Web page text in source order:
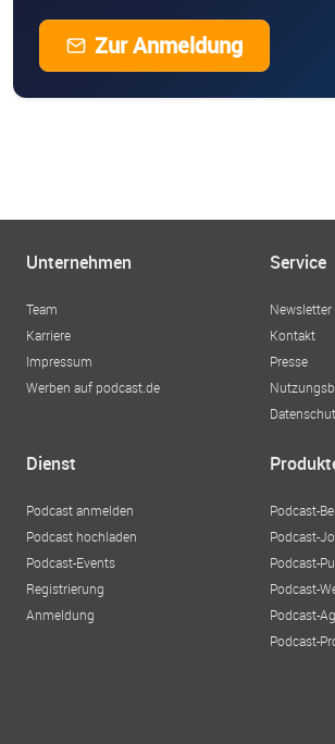
Zur Anmeldung
Unternehmen
Team
Karriere
Impressum
Werben auf podcast.de
Service
Newsletter
Kontakt
Presse
Dienst
Podcast anmelden
Podcast hochladen
Podcast-Events
Registrierung
Anmeldung
Podcast-
Podcast-
Podcast-
Podcast-
Podcast-
Podcast-